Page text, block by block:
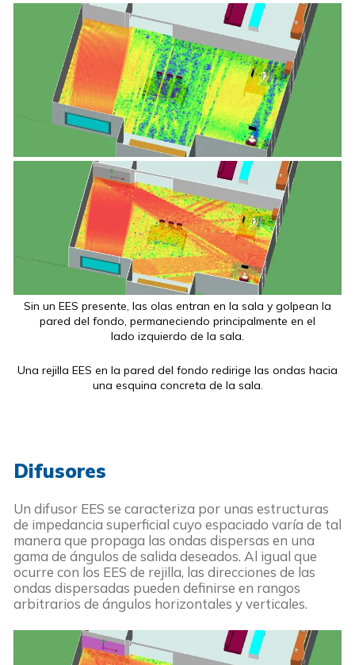
Sin un EES presente, las olas entran en la sala y golpean la
pared del fondo, permaneciendo principalmente en el
lado izquierdo de la sala.
Una rejilla EES en la pared del fondo redirige las ondas hacia
una esquina concreta de la sala.
Difusores
Un difusor EES se caracteriza por unas estructuras
de impedancia superficial cuyo espaciado varía de tal
manera que propaga las ondas dispersas en una
gama de ángulos de salida deseados. Al igual que
ocurre con los EES de rejilla, las direcciones de las
ondas dispersadas pueden definirse en rangos
arbitrarios de ángulos horizontales y verticales.